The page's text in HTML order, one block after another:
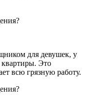
для девушек, у
квартиры. Это
всю грязную работу.